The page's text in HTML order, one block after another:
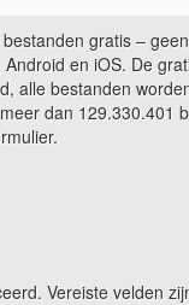
gratis –
en iOS. De
alle bestanden
dan
Vereiste velden